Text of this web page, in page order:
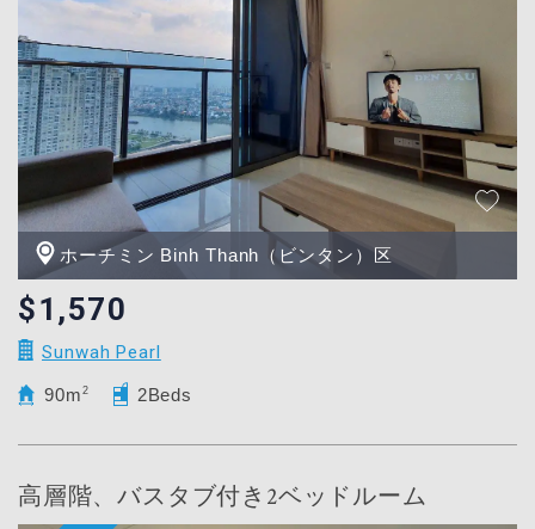
ホーチミン Binh Thanh（ビンタン）区
$1,570
Sunwah Pearl
90m 2 2Beds
高層階、バスタブ付き2ベッドルーム